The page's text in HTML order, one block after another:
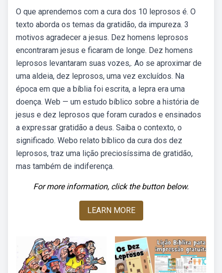
O que aprendemos com a cura dos 10 leprosos é. O
texto aborda os temas da gratidão, da impureza. 3
motivos agradecer a jesus. Dez homens leprosos
encontraram jesus e ficaram de longe. Dez homens
leprosos levantaram suas vozes,. Ao se aproximar de
uma aldeia, dez leprosos, uma vez excluídos. Na
época em que a bíblia foi escrita, a lepra era uma
doença. Web — um estudo bíblico sobre a história de
jesus e dez leprosos que foram curados e ensinados
a expressar gratidão a deus. Saiba o contexto, o
significado. Webo relato bíblico da cura dos dez
leprosos, traz uma lição preciosíssima de gratidão,
mas também de indiferença.
For more information, click the button below.
LEARN MORE